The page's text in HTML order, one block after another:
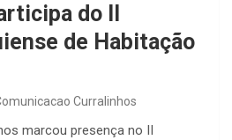
do II
de Habitação
Curralinhos
marcou presença no II